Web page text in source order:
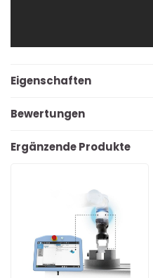
Eigenschaften
Bewertungen
Ergänzende Produkte